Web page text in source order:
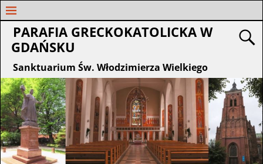
PARAFIA GRECKOKATOLICKA W
GDAŃSKU
Sanktuarium Św. Włodzimierza Wielkiego